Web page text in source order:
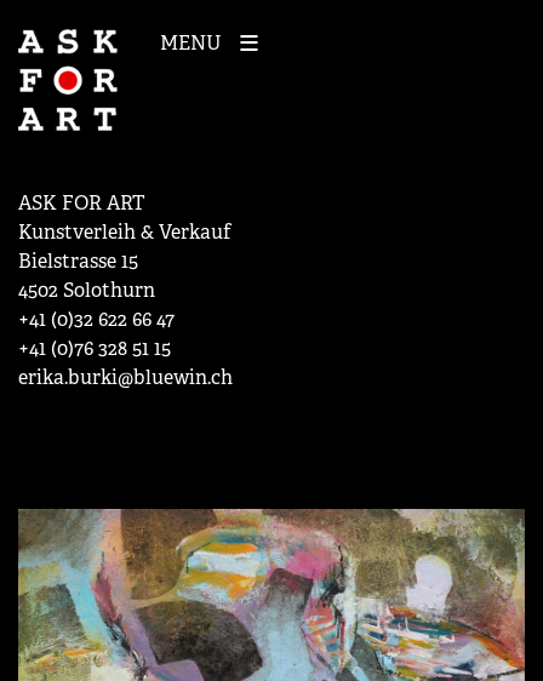
MENU
ASK FOR ART
Kunstverleih & Verkauf
Bielstrasse 15
4502 Solothurn
+41 (0)32 622 66 47
+41 (0)76 328 51 15
erika.burki@bluewin.ch